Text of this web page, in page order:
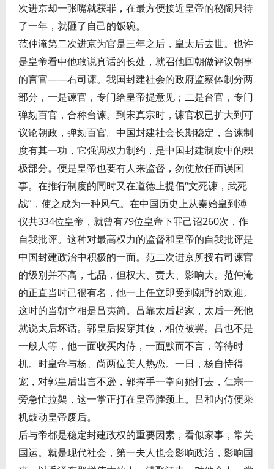
次进京却一张嘴就获罪，在最方便接近皇帝的秘阁只待
了一年，就砸了自己的饭碗。
范仲淹第二次进京为官是三年之后，皇太后去世。也许
是皇帝看中他敢说真话的长处，就召他回朝做评议朝事
的言官——右司谏。我国封建社会的政府监察体制分两
部分，一是谏官，专门给皇帝提意见；二是台官，专门
弹劾百官，合称台谏。到宋真宗时，谏官权已扩大到可
议论朝政，弹劾百官。中国封建社会长期稳定，台谏制
度有其一功，它强调权力制约，是中国封建制度中的积
极部分。便是皇帝也要有人来监督，勿使放任而误国
事。在推行制度的同时又在道德上提倡“文死谏，武死
战”，使之成为一种风气。在中国历史上从秦始皇到溥
仪共334位皇帝，就曾有79位皇帝下罪己诏260次，作
自我批评。这种对最高权力的监督和皇帝的自我批评是
中国封建政治中积极的一面。范二次进京所授右司谏官
的级别并不高，七品，但权大、责大、影响大。范仲淹
的正直当时已很有名，他一上任立即受到朝野的欢迎。
这时的当朝宰相是吕夷简。吕靠太后起家，太后一死他
就说太后坏话。郭皇后揭穿其伎，相位被罢。吕也不是
一般人等，他一面收买内侍，一面默而不言，等待时
机。时皇帝与杨、尚两位美人热恋。一日，杨自恃得
宠，对郭皇后出言不逊，郭挥手一掌向她打去，仁宗一
旁急忙拉架，这一掌正打在皇帝脖颈上。吕和内侍便乘
机鼓动皇帝废后。
后与帝都是稳定封建政权的重要因素，看似家事，常关
国运。就是现代社会，第一夫人也会影响政治，影响国